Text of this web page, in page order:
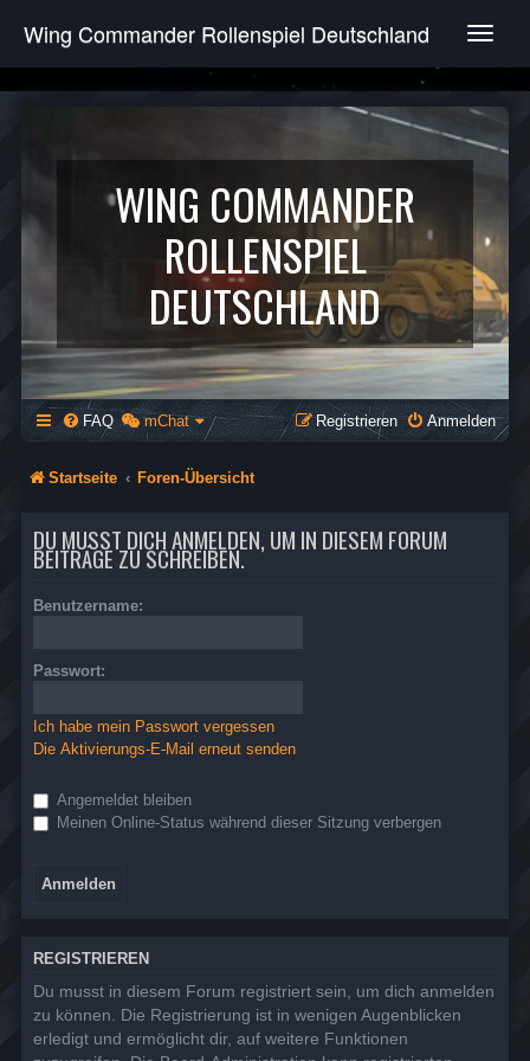
T
g
e
v
g
a
t
i
o
n
Wing Commander Rollenspiel Deutschland
WING COMMANDER
ROLLENSPIEL
DEUTSCHLAND
FAQ mChat Anmelden
Registrieren
Startseite Foren-Übersicht
DU MUSST DICH ANMELDEN, UM IN DIESEM FORUM
BEITRÄGE ZU SCHREIBEN.
Benutzername:
Passwort:
Ich habe mein Passwort vergessen
Die Aktivierungs-E-Mail erneut senden
Angemeldet bleiben
Meinen Online-Status während dieser Sitzung verbergen
REGISTRIEREN
Du musst in diesem Forum registriert sein, um dich anmelden
zu können. Die Registrierung ist in wenigen Augenblicken
erledigt und ermöglicht dir, auf weitere Funktionen